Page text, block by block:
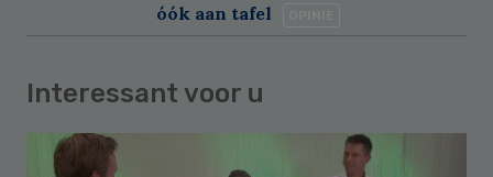
óók aan tafel
Interessant voor u